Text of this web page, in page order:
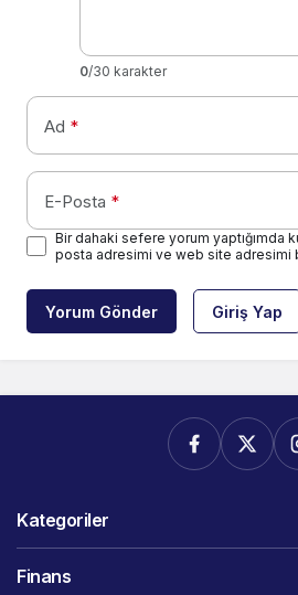
0/30 karakter
Ad *
E-Posta *
Bir dahaki sefere yorum yaptığımda
posta adresimi ve web site adresimi
Yorum Gönder Giriş Yap
Kategoriler
Finans